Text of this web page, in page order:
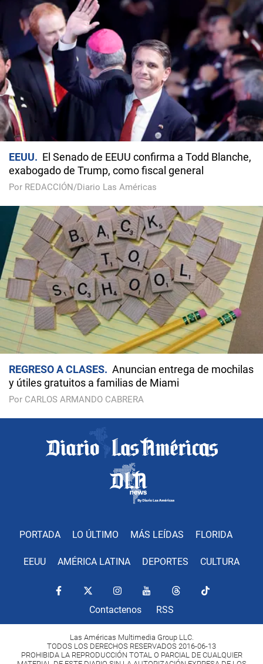
EEUU
El Senado de EEUU confirma a Todd Blanche,
exabogado de Trump, como fiscal general
Por REDACCIÓN/Diario Las Américas
REGRESO A CLASES
Anuncian entrega de mochilas
y útiles gratuitos a familias de Miami
Por CARLOS ARMANDO CABRERA
PORTADA LO ÚLTIMO MÁS LEÍDAS FLORIDA
EEUU AMÉRICA LATINA DEPORTES CULTURA
Contactenos RSS
Las Américas Multimedia Group LLC.
TODOS LOS DERECHOS RESERVADOS 2016-06-13
PROHIBIDA LA REPRODUCCIÓN TOTAL O PARCIAL DE CUALQUIER